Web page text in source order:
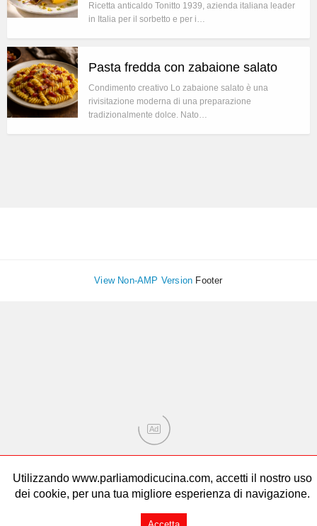
Ricetta anticaldo Tonitto 1939, azienda italiana leader
in Italia per il sorbetto e per i…
Pasta fredda con zabaione salato
Condimento creativo Lo zabaione salato è una
rivisitazione moderna di una preparazione
tradizionalmente dolce. Nato…
View Non-AMP Version Footer
Utilizzando www.parliamodicucina.com, accetti il nostro uso
dei cookie, per una tua migliore esperienza di navigazione.
Ad